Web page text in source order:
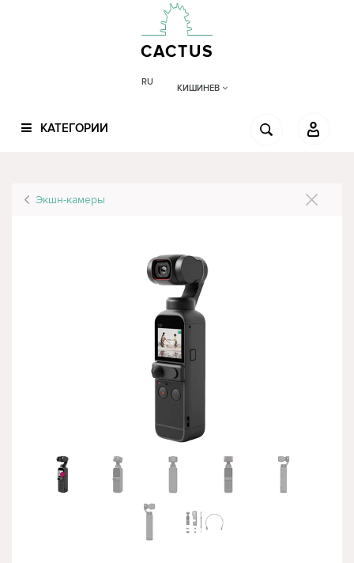
CACTUS
RU
КИШИНЕВ
КАТЕГОРИИ
Экшн-камеры